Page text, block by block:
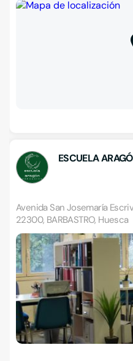
ESCUELA
Avenida San Josemaría
22300, BARBASTRO, Huesca